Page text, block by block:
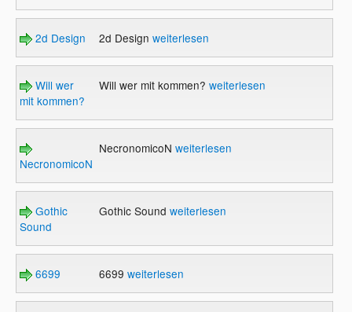
2d Design 2d Design weiterlesen
Will wer
mit kommen?
Will wer mit kommen? weiterlesen
NecronomicoN
NecronomicoN weiterlesen
Gothic
Sound
Gothic Sound weiterlesen
6699 6699 weiterlesen